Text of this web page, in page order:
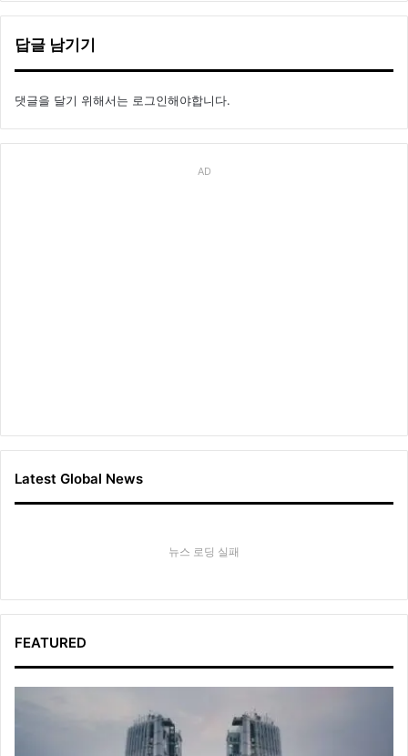
답글 남기기
댓글을 달기 위해서는 로그인해야합니다.
AD
Latest Global News
뉴스 로딩 실패
FEATURED